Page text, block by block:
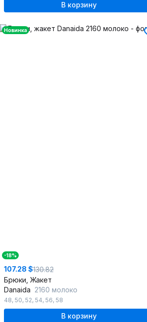
В корзину
Новинка
-18%
107.28 $130.82
Брюки, Жакет
Danaida 2160 молоко
48, 50, 52, 54, 56, 58
В корзину